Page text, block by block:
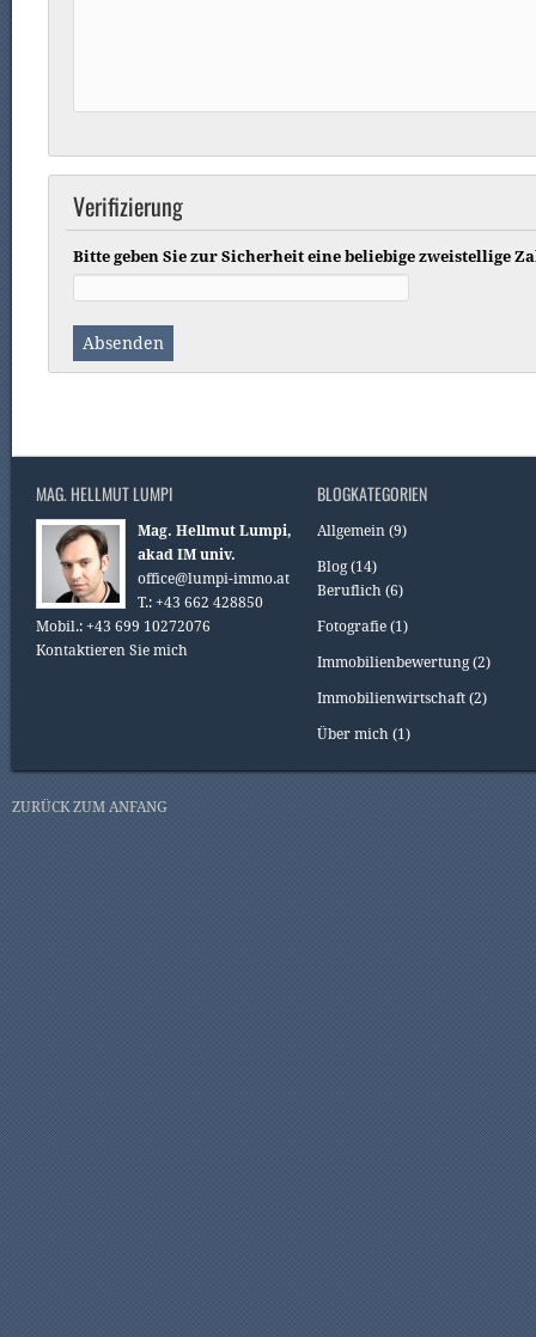
Verifizierung
Bitte geben Sie zur Sicherheit eine beliebige zweistellige
MAG. HELLMUT LUMPI
Mag. Hellmut Lumpi,
akad IM univ.
office@lumpi-immo.at
T.: +43 662 428850
Mobil.: +43 699 10272076
Kontaktieren Sie mich
BLOGKATEGORIEN
Allgemein (9)
Blog(14)
Beruflich (6)
Fotografie (1)
Immobilienbewertung(2)
Immobilienwirtschaft (2)
Über mich (1)
ZURÜCK ZUM ANFANG